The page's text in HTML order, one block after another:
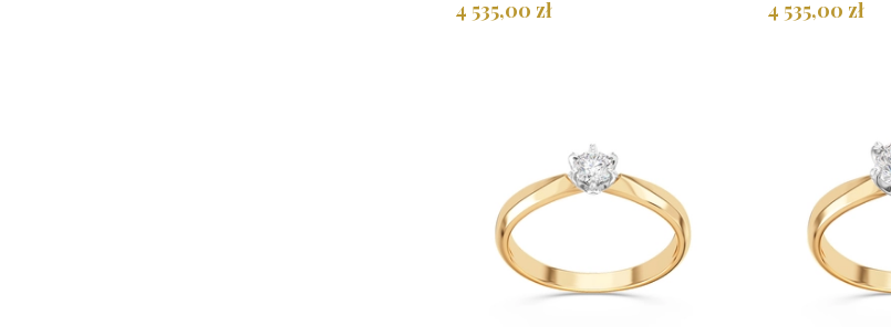
4 535,00 zł 4 535,00 zł